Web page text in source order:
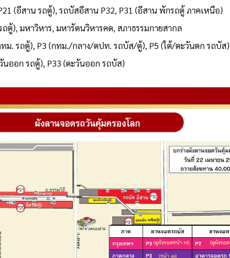
(อีสาน รถตู้), รถบัสอีสาน P32, P31 (อีสาน พักรถตู้ ภาคเหนือ)
ถตู้), มหาวิหาร, มหารัตนวิหารคด, สภาธรรมกายสากล
ทม. รถตู้), P3 (กทม./กลาง/ตปท. รถบัส/ตู้), P5 (ใต้/ตะวันตก รถบัส)
นออก รถตู้), P33 (ตะวันออก รถบัส)